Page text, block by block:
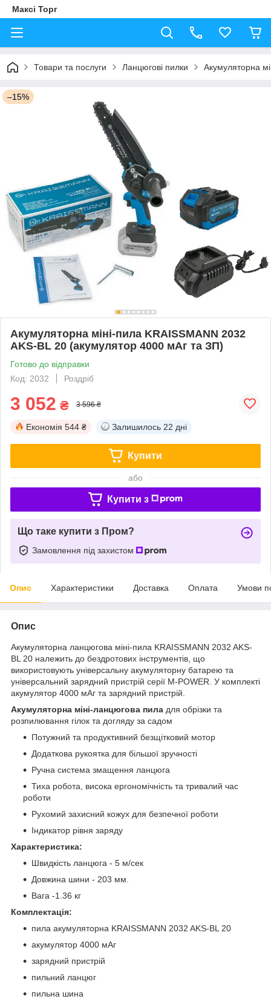
Максі Торг
Товари та послуги Ланцюгові пилки Акумуляторна
–15%
Акумуляторна міні-пила KRAISSMANN 2032
AKS-BL 20 (акумулятор 4000 мАг та ЗП)
Готово до відправки
Код: 2032
Роздріб
3 052 ₴ 3 596 ₴
Економія 544 ₴ Залишилось 22 дні
Купити
або
Купити з
Що таке купити з Пром?
Замовлення під захистом
Опис Характеристики Доставка Оплата Умови
Опис
Акумуляторна ланцюгова міні-пила KRAISSMANN 2032 AKS-
BL 20 належить до бездротових інструментів, що
використовують універсальну акумуляторну батарею та
універсальний зарядний пристрій серії M-POWER. У комплекті
акумулятор 4000 мАг та зарядний пристрій.
Акумуляторна міні-ланцюгова пила для обрізки та
розпилювання гілок та догляду за садом
Потужний та продуктивний безщітковий мотор
Додаткова рукоятка для більшої зручності
Ручна система змащення ланцюга
Тиха робота, висока ергономічність та тривалий час
роботи
Рухомий захисний кожух для безпечної роботи
Індикатор рівня заряду
Характеристика:
Швидкість ланцюга - 5 м/сек
Довжина шини - 203 мм.
Вага -1.36 кг
Комплектація:
пила акумуляторна KRAISSMANN 2032 AKS-BL 20
акумулятор 4000 мАг
зарядний пристрій
пильний ланцюг
пильна шина